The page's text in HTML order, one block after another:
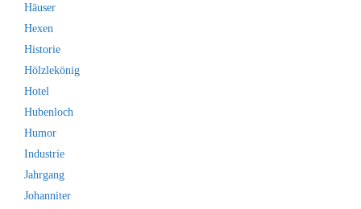
Häuser
Hexen
Historie
Hölzlekönig
Hotel
Hubenloch
Humor
Industrie
Jahrgang
Johanniter